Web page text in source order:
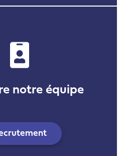
notre équipe